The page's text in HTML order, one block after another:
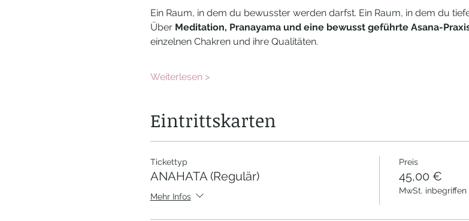
Ein Raum, in dem du bewusster werden darfst. Ein Raum, in dem du
Über Meditation, Pranayama und eine bewusst geführte Asana-
einzelnen Chakren und ihre Qualitäten.
Weiterlesen >
Eintrittskarten
Tickettyp
ANAHATA (Regulär)
Mehr Infos
Preis
45,00 €
MwSt. inbegriffen